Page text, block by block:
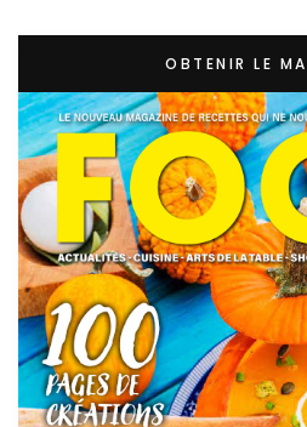
OBTENIR LE